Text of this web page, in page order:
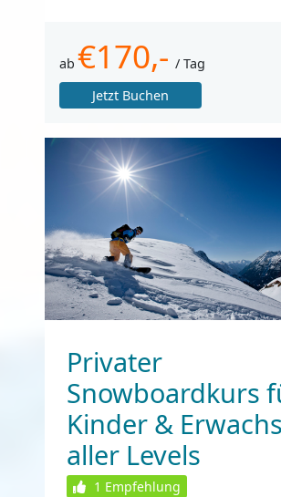
ab €170,- / Tag
Jetzt Buchen
Privater
Snowboardkurs
Kinder &
aller Levels
1 Empfehlung